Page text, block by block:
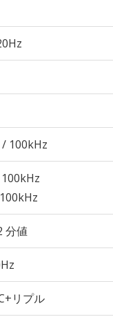
100kHz
分値
リプル